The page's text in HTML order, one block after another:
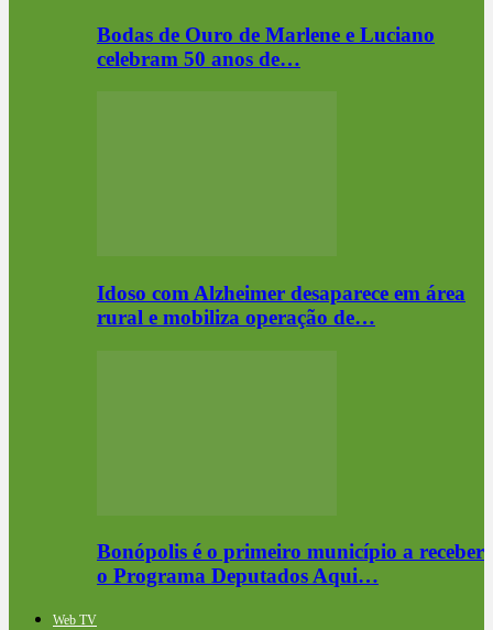
Bodas de Ouro de Marlene e Luciano
celebram 50 anos de…
Idoso com Alzheimer desaparece em área
rural e mobiliza operação de…
Bonópolis é o primeiro município a receber
o Programa Deputados Aqui…
Web TV